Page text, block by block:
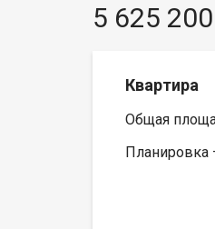
5 625
Квартира
Общая
Планировка